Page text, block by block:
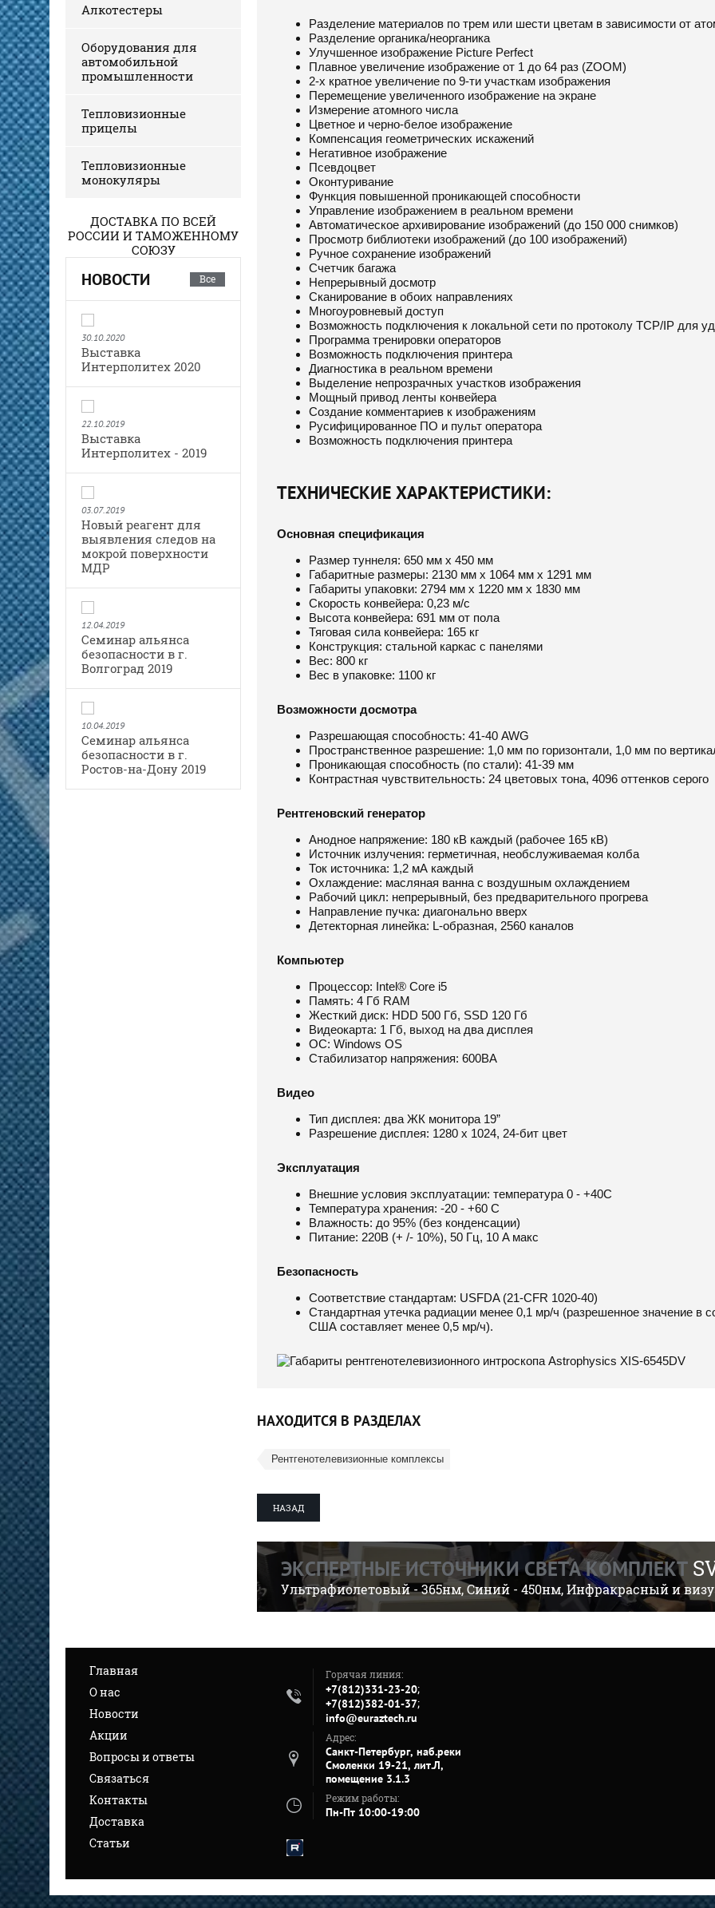
Алкотестеры
Оборудования для
автомобильной
промышленности
Тепловизионные
прицелы
Тепловизионные
монокуляры
ДОСТАВКА ПО ВСЕЙ
РОССИИ И ТАМОЖЕННОМУ
СОЮЗУ
НОВОСТИ Все
30.10.2020
Выставка
Интерполитех 2020
22.10.2019
Выставка
Интерполитех - 2019
03.07.2019
Новый реагент для
выявления следов на
мокрой поверхности
МДР
12.04.2019
Семинар альянса
безопасности в г.
Волгоград 2019
10.04.2019
Семинар альянса
безопасности в г.
Ростов-на-Дону 2019
Разделение материалов по трем или шести цветам в зависимости от
Разделение органика/неорганика
Улучшенное изображение Picture Perfect
Плавное увеличение изображение от 1 до 64 раз (ZOOM)
2-х кратное увеличение по 9-ти участкам изображения
Перемещение увеличенного изображение на экране
Измерение атомного числа
Цветное и черно-белое изображение
Компенсация геометрических искажений
Негативное изображение
Псевдоцвет
Оконтуривание
Функция повышенной проникающей способности
Управление изображением в реальном времени
Автоматическое архивирование изображений (до 150 000 снимков)
Просмотр библиотеки изображений (до 100 изображений)
Ручное сохранение изображений
Счетчик багажа
Непрерывный досмотр
Сканирование в обоих направлениях
Многоуровневый доступ
Возможность подключения к локальной сети по протоколу TCP/IP для
Программа тренировки операторов
Возможность подключения принтера
Диагностика в реальном времени
Выделение непрозрачных участков изображения
Мощный привод ленты конвейера
Создание комментариев к изображениям
Русифицированное ПО и пульт оператора
Возможность подключения принтера
ТЕХНИЧЕСКИЕ ХАРАКТЕРИСТИКИ:
Основная спецификация
Размер туннеля: 650 мм x 450 мм
Габаритные размеры: 2130 мм x 1064 мм x 1291 мм
Габариты упаковки: 2794 мм х 1220 мм х 1830 мм
Скорость конвейера: 0,23 м/с
Высота конвейера: 691 мм от пола
Тяговая сила конвейера: 165 кг
Конструкция: стальной каркас с панелями
Вес: 800 кг
Вес в упаковке: 1100 кг
Возможности досмотра
Разрешающая способность: 41-40 AWG
Пространственное разрешение: 1,0 мм по горизонтали, 1,0 мм по
Проникающая способность (по стали): 41-39 мм
Контрастная чувствительность: 24 цветовых тона, 4096 оттенков серого
Рентгеновский генератор
Анодное напряжение: 180 кВ каждый (рабочее 165 кВ)
Источник излучения: герметичная, необслуживаемая колба
Ток источника: 1,2 мА каждый
Охлаждение: масляная ванна с воздушным охлаждением
Рабочий цикл: непрерывный, без предварительного прогрева
Направление пучка: диагонально вверх
Детекторная линейка: L-образная, 2560 каналов
Компьютер
Процессор: Intel® Core i5
Память: 4 Гб RAM
Жесткий диск: HDD 500 Гб, SSD 120 Гб
Видеокарта: 1 Гб, выход на два дисплея
ОС: Windows OS
Стабилизатор напряжения: 600ВА
Видео
Тип дисплея: два ЖК монитора 19”
Разрешение дисплея: 1280 x 1024, 24-бит цвет
Эксплуатация
Внешние условия эксплуатации: температура 0 - +40С
Температура хранения: -20 - +60 C
Влажность: до 95% (без конденсации)
Питание: 220В (+ /- 10%), 50 Гц, 10 A макс
Безопасность
Соответствие стандартам: USFDA (21-CFR 1020-40)
Стандартная утечка радиации менее 0,1 мр/ч (разрешенное значение в
США составляет менее 0,5 мр/ч).
НАХОДИТСЯ В РАЗДЕЛАХ
Рентгенотелевизионные комплексы
НАЗАД
ЭКСПЕРТНЫЕ ИСТОЧНИКИ СВЕТА КОМПЛЕКТ
Ультрафиолетовый - 365нм, Синий - 450нм, Инфракрасный и
Главная
О нас
Новости
Акции
Вопросы и ответы
Связаться
Контакты
Доставка
Статьи
Горячая линия:
+7(812)331-23-20;
+7(812)382-01-37;
info@euraztech.ru
Адрес:
Санкт-Петербург, наб.реки
Смоленки 19-21, лит.Л,
помещение 3.1.3
Режим работы:
Пн-Пт 10:00-19:00